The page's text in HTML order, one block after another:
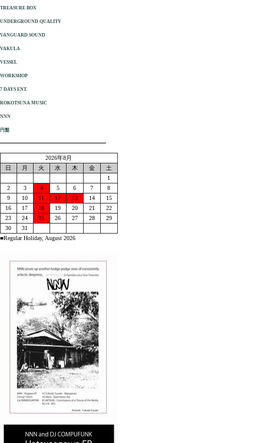
TREASURE BOX
UNDERGROUND QUALITY
VANGUARD SOUND
VAKULA
VESSEL
WORKSHOP
7 DAYS ENT.
ROKOTSUNA MUSIC
NNN
円盤
2026年8月
日
月 火 水 木 金
土
1
2
3 4 5 6 7
8
9
10 11 12 13 14
15
16
17 18 19 20 21
22
23
24 25 26 27 28
29
30
31
■Regular Holiday, August 2026